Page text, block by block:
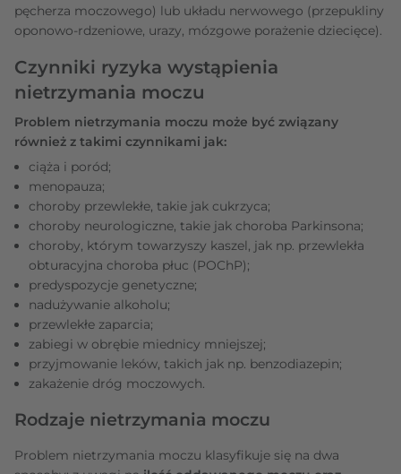
pęcherza moczowego) lub układu nerwowego (przepukliny
oponowo-rdzeniowe, urazy, mózgowe porażenie dziecięce).
Czynniki ryzyka wystąpienia
nietrzymania moczu
Problem nietrzymania moczu może być związany
również z takimi czynnikami jak:
ciąża i poród;
menopauza;
choroby przewlekłe, takie jak cukrzyca;
choroby neurologiczne, takie jak choroba Parkinsona;
choroby, którym towarzyszy kaszel, jak np. przewlekła
obturacyjna choroba płuc (POChP);
predyspozycje genetyczne;
nadużywanie alkoholu;
przewlekłe zaparcia;
zabiegi w obrębie miednicy mniejszej;
przyjmowanie leków, takich jak np. benzodiazepin;
zakażenie dróg moczowych.
Rodzaje nietrzymania moczu
Problem nietrzymania moczu klasyfikuje się na dwa